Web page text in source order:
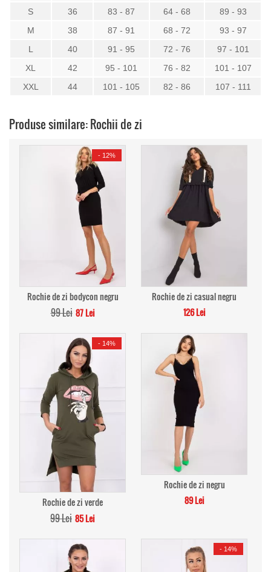
S 36 83 - 87 64 - 68
89 - 93
M
38 87 - 91 68 - 72
93 - 97
L
40 91 - 95 72 - 76
97 - 101
XL
42 95 - 101 76 - 82
101 - 107
XXL
44 101 - 105 82 - 86 107 - 111
Produse similare: Rochii de zi
- 12%
Rochie de zi bodycon negru
99 Lei 87 Lei
Rochie de zi casual negru
126 Lei
- 14%
Rochie de zi verde
99 Lei 85 Lei
Rochie de zi negru
89 Lei
- 14%